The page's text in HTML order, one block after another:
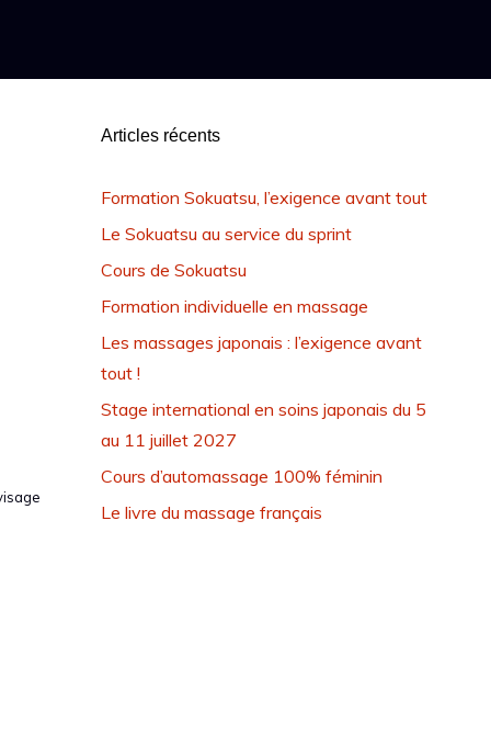
Articles récents
Formation Sokuatsu, l’exigence avant tout
Le Sokuatsu au service du sprint
Cours de Sokuatsu
Formation individuelle en massage
Les massages japonais : l’exigence avant
tout !
Stage international en soins japonais du 5
au 11 juillet 2027
Cours d’automassage 100% féminin
Le livre du massage français